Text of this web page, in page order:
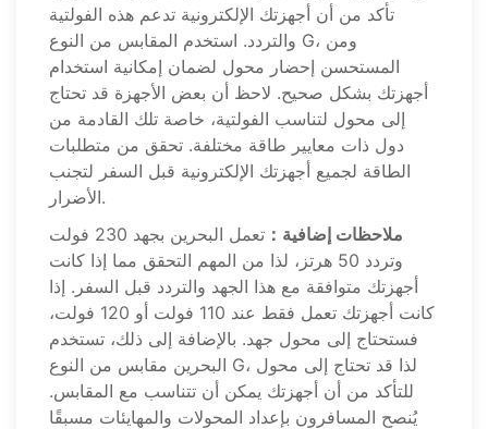
تأكد من أن أجهزتك الإلكترونية تدعم هذه الفولتية
والتردد. استخدم المقابس من النوع G، ومن
المستحسن إحضار محول لضمان إمكانية استخدام
أجهزتك بشكل صحيح. لاحظ أن بعض الأجهزة قد تحتاج
إلى محول لتناسب الفولتية، خاصة تلك القادمة من
دول ذات معايير طاقة مختلفة. تحقق من متطلبات
الطاقة لجميع أجهزتك الإلكترونية قبل السفر لتجنب
الأضرار.
ملاحظات إضافية：
تعمل البحرين بجهد 230 فولت
وتردد 50 هرتز، لذا من المهم التحقق مما إذا كانت
أجهزتك متوافقة مع هذا الجهد والتردد قبل السفر. إذا
كانت أجهزتك تعمل فقط عند 110 فولت أو 120 فولت،
فستحتاج إلى محول جهد. بالإضافة إلى ذلك، تستخدم
البحرين مقابس من النوع G، لذا قد تحتاج إلى محول
للتأكد من أن أجهزتك يمكن أن تتناسب مع المقابس.
يُنصح المسافرون بإعداد المحولات والمهايئات مسبقًا